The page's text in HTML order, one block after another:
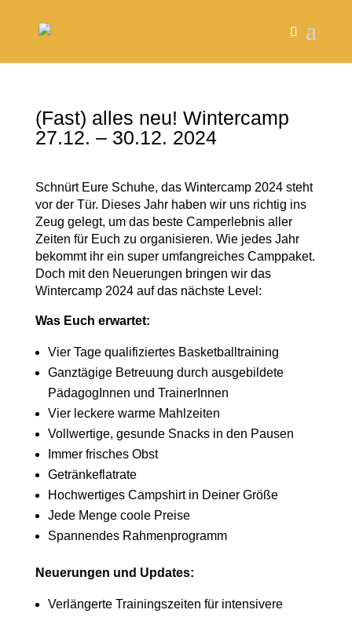
(Fast) alles neu! Wintercamp
27.12. – 30.12. 2024
Schnürt Eure Schuhe, das Wintercamp 2024 steht
vor der Tür. Dieses Jahr haben wir uns richtig ins
Zeug gelegt, um das beste Camperlebnis aller
Zeiten für Euch zu organisieren. Wie jedes Jahr
bekommt ihr ein super umfangreiches Camppaket.
Doch mit den Neuerungen bringen wir das
Wintercamp 2024 auf das nächste Level:
Was Euch erwartet:
Vier Tage qualifiziertes Basketballtraining
Ganztägige Betreuung durch ausgebildete
PädagogInnen und TrainerInnen
Vier leckere warme Mahlzeiten
Vollwertige, gesunde Snacks in den Pausen
Immer frisches Obst
Getränkeflatrate
Hochwertiges Campshirt in Deiner Größe
Jede Menge coole Preise
Spannendes Rahmenprogramm
Neuerungen und Updates:
Verlängerte Trainingszeiten für intensivere